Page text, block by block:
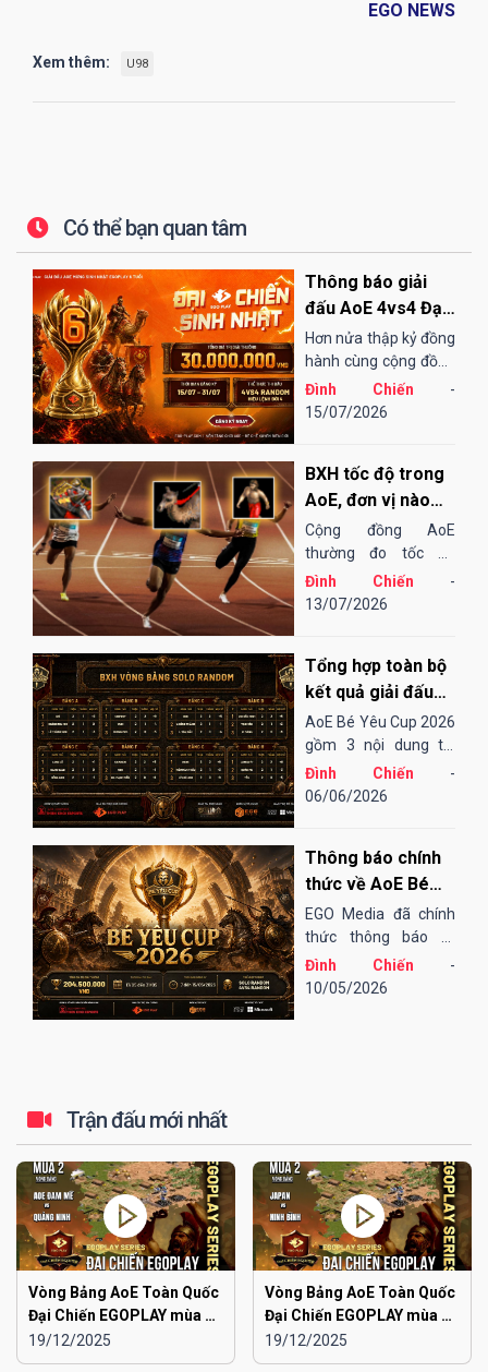
EGO NEWS
Xem thêm: U98
Có thể bạn quan tâm
Thông báo giải
đấu AoE 4vs4 Đại
Chiến Sinh Nhật
EGOPLAY
Hơn nửa thập kỷ đồng
hành cùng cộng đồng
AoE Việt Nam,
EGOPLAY đã không
sân chơi...
Đình Chiến -
15/07/2026
BXH tốc độ trong
AoE, đơn vị nào
"chạy" nhanh
nhất?
Cộng đồng AoE
thường đo tốc độ
chạy của các đơn vị
bằng cảm tính hoặc
song đôi khi lại không
thu hoạch được...
Đình Chiến -
13/07/2026
Tổng hợp toàn bộ
kết quả giải đấu
AoE Bé Yêu Cup
2026
AoE Bé Yêu Cup 2026
gồm 3 nội dung thi
đấu: Solo Random,
Solo Shang và 4vs4
Online qua nền tảng
EGOPLAY, các trận
bán kết và chung...
Đình Chiến -
06/06/2026
Thông báo chính
thức về AoE Bé
Yêu Cup 2026
EGO Media đã chính
thức thông báo tổ
chức giải đấu AoE Bé
Yêu Cup 2026 (lần
Đình Chiến -
10/05/2026
Trận đấu mới nhất
Vòng Bảng AoE Toàn Quốc
Đại Chiến EGOPLAY mùa 2 |
Aoe Đam Mê vs Quảng
Ninh
19/12/2025
Vòng Bảng AoE Toàn Quốc
Đại Chiến EGOPLAY mùa 2 |
Japan vs Ninh Bình
19/12/2025